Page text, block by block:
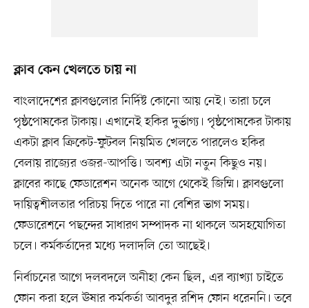
ক্লাব কেন খেলতে চায় না
বাংলাদেশের ক্লাবগুলোর নির্দিষ্ট কোনো আয় নেই। তারা চলে
পৃষ্ঠপোষকের টাকায়। এখানেই হকির দুর্ভাগ্য। পৃষ্ঠপোষকের টাকায়
একটা ক্লাব ক্রিকেট-ফুটবল নিয়মিত খেলতে পারলেও হকির
বেলায় রাজ্যের ওজর-আপত্তি। অবশ্য এটা নতুন কিছুও নয়।
ক্লাবের কাছে ফেডারেশন অনেক আগে থেকেই জিম্মি। ক্লাবগুলো
দায়িত্বশীলতার পরিচয় দিতে পারে না বেশির ভাগ সময়।
ফেডারেশনে পছন্দের সাধারণ সম্পাদক না থাকলে অসহযোগিতা
চলে। কর্মকর্তাদের মধ্যে দলাদলি তো আছেই।
নির্বাচনের আগে দলবদলে অনীহা কেন ছিল, এর ব্যাখ্যা চাইতে
ফোন করা হলে ঊষার কর্মকর্তা আবদুর রশিদ ফোন ধরেননি। তবে